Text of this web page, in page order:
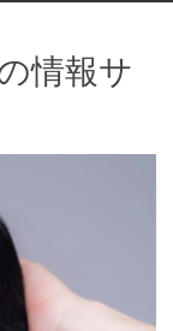
情報サ